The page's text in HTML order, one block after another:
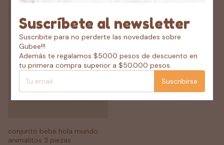
conjunto bebé hola mundo
animalitos 3 piezas
Suscríbete al newsletter
Suscribite para no perderte las novedades sobre
Gubee!!!
Además te regalamos $5000 pesos de descuento en
tu primera compra superior a $50.000 pesos.
Suscribirse